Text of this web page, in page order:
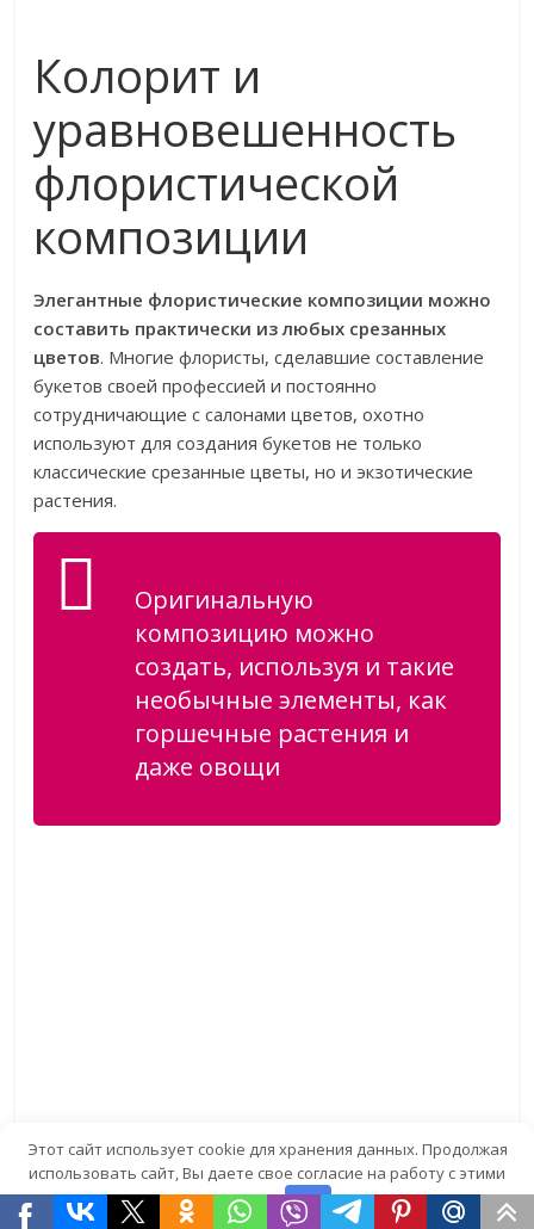
Колорит и
уравновешенность
флористической
композиции
Элегантные флористические композиции можно
составить практически из любых срезанных
цветов. Многие флористы, сделавшие составление
букетов своей профессией и постоянно
сотрудничающие с салонами цветов, охотно
используют для создания букетов не только
классические срезанные цветы, но и экзотические
растения.
Оригинальную
композицию можно
создать, используя и такие
необычные элементы, как
горшечные растения и
даже овощи
Во флористике большое внимание уделяется
колориту, ведь цветовая гамма является одной
Этот сайт использует cookie для хранения данных. Продолжая
использовать сайт, Вы даете свое согласие на работу с этими
файлами.
OK